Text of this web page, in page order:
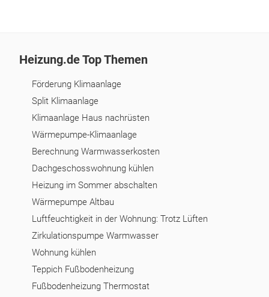
Heizung.de Top Themen
Förderung Klimaanlage
Split Klimaanlage
Klimaanlage Haus nachrüsten
Wärmepumpe-Klimaanlage
Berechnung Warmwasserkosten
Dachgeschosswohnung kühlen
Heizung im Sommer abschalten
Wärmepumpe Altbau
Luftfeuchtigkeit in der Wohnung: Trotz Lüften
Zirkulationspumpe Warmwasser
Wohnung kühlen
Teppich Fußbodenheizung
Fußbodenheizung Thermostat